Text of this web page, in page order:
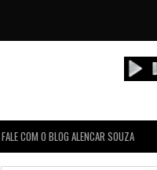
FALE COM O BLOG ALENCAR SOUZA